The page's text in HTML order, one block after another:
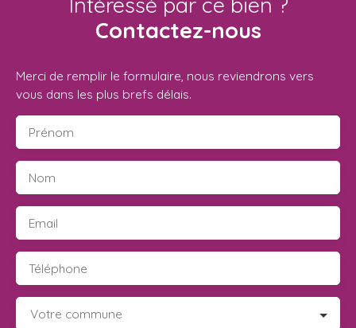
Contactez-nous
Merci de remplir le formulaire, nous reviendrons vers
vous dans les plus brefs délais.
Prénom
Nom
Email
Téléphone
Votre commune